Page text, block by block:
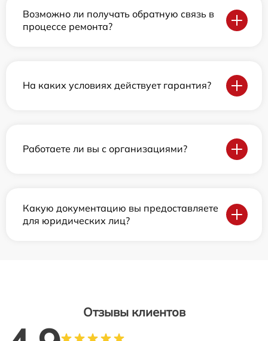
Возможно ли получать обратную связь в
процессе ремонта?
На каких условиях действует гарантия?
Работаете ли вы с организациями?
Какую документацию вы предоставляете
для юридических лиц?
Отзывы клиентов